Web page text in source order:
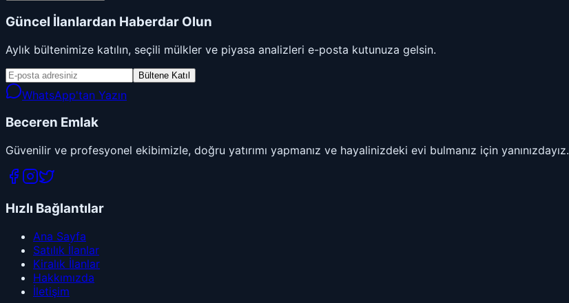
Güncel İlanlardan Haberdar Olun
Aylık bültenimize katılın, seçili mülkler ve piyasa analizleri e-posta kutunuza gelsin.
Bültene Katıl
WhatsApp'tan Yazın
Beceren Emlak
Güvenilir ve profesyonel ekibimizle, doğru yatırımı yapmanız ve hayalinizdeki evi bulmanız için yanınızdayız.
Hızlı Bağlantılar
Ana Sayfa
Satılık İlanlar
Kiralık İlanlar
Hakkımızda
İletişim